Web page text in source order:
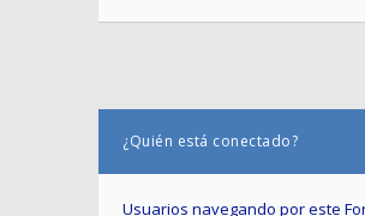
¿Quién está conectado?
Usuarios navegando por este